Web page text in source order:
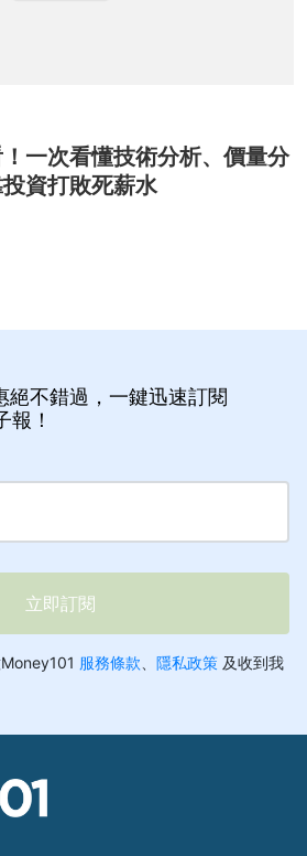
一次看懂技術分析、價量分
資打敗死薪水
絕不錯過，一鍵迅速訂閱
！